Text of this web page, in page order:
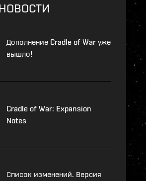
Дополнение Cradle of War уже
вышло!
Cradle of War: Expansion
Notes
Список изменений. Версия